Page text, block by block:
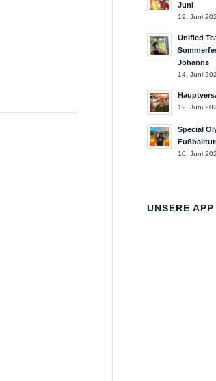
Juni
19. Juni
Unified
Johanns
14. Juni
12. Juni
Special
10. Juni
UNSERE APP